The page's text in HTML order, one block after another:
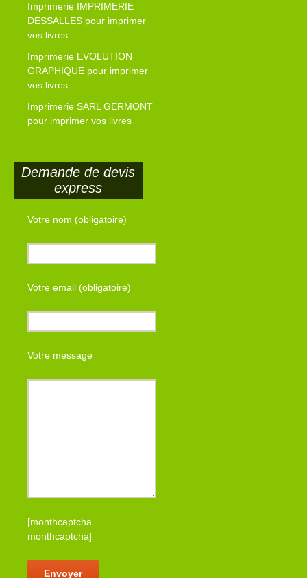
Imprimerie IMPRIMERIE
DESSALLES pour imprimer
vos livres
Imprimerie EVOLUTION
GRAPHIQUE pour imprimer
vos livres
Imprimerie SARL GERMONT
pour imprimer vos livres
Demande de devis
express
Votre nom (obligatoire)
Votre email (obligatoire)
Votre message
[monthcaptcha
monthcaptcha]